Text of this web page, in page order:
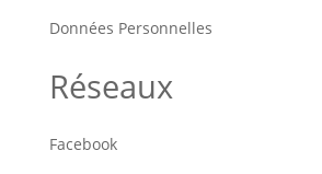
Données Personnelles
Réseaux
Facebook